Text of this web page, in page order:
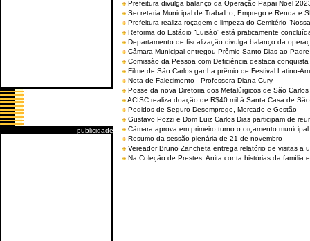
publicidade
Prefeitura divulga balanço da Operação Papai Noel
Secretaria Municipal de Trabalho, Emprego e Renda e
Prefeitura realiza roçagem e limpeza do Cemitério
Reforma do Estádio “Luisão” está praticamente
Departamento de fiscalização divulga balanço da
Câmara Municipal entregou Prêmio Santo Dias ao
Comissão da Pessoa com Deficiência destaca
Filme de São Carlos ganha prêmio de Festival Latino-
Nota de Falecimento - Professora Diana Cury
Posse da nova Diretoria dos Metalúrgicos de São
ACISC realiza doação de R$40 mil à Santa Casa de
Pedidos de Seguro-Desemprego, Mercado e Gestão
Gustavo Pozzi e Dom Luiz Carlos Dias participam de
Câmara aprova em primeiro turno o orçamento
Resumo da sessão plenária de 21 de novembro
Vereador Bruno Zancheta entrega relatório de visitas a
Na Coleção de Prestes, Anita conta histórias da família